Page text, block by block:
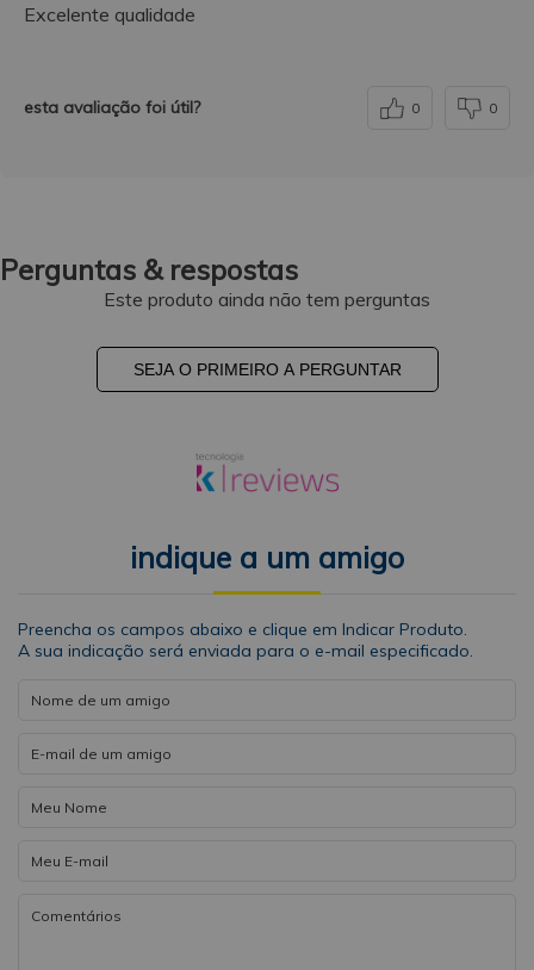
Excelente qualidade
esta avaliação foi útil? 0 0
Perguntas & respostas
Este produto ainda não tem perguntas
SEJA O PRIMEIRO A PERGUNTAR
indique a um amigo
Preencha os campos abaixo e clique em Indicar Produto.
A sua indicação será enviada para o e-mail especificado.